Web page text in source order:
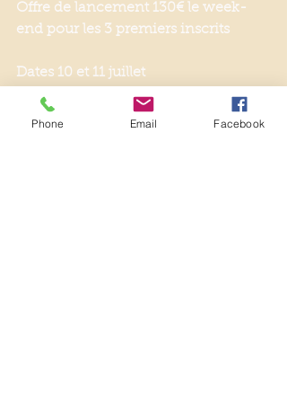
Offre de lancement 130€ le week-
end pour les 3 premiers inscrits
Dates 10 et 11 juillet
Lieu : Burigna, 39240 AROMAS
Inscriptions par mail,
Phone Email Facebook